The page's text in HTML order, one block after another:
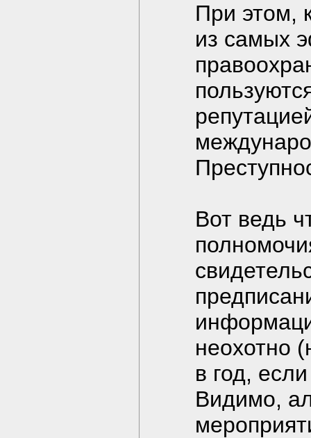
При этом,
из самых
Вот ведь
неохотно
в год,
Видимо,